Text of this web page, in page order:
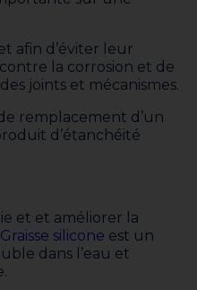
afin d’éviter leur
la corrosion et de
joints et mécanismes.
remplacement d’un
d’étanchéité
et et améliorer la
Graisse silicone est un
dans l’eau et